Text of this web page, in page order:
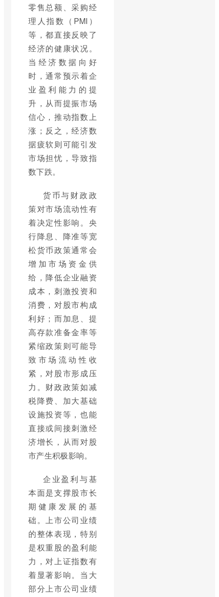
零售总额、采购经
理人指数（PMI）
等，都直接反映了
经济的健康状况。
当经济数据向好
时，通常预示着企
业盈利能力的提
升，从而提振市场
信心，推动指数上
涨；反之，经济数
据疲软则可能引发
市场担忧，导致指
数下跌。
货币与财政政
策对市场流动性有
着决定性影响。央
行降息、降准等宽
松货币政策通常会
增加市场资金供
给，降低企业融资
成本，刺激投资和
消费，对股市构成
利好；而加息、提
高存款准备金率等
紧缩政策则可能导
致市场流动性收
紧，对股市形成压
力。财政政策如减
税降费、加大基础
设施投资等，也能
直接或间接刺激经
济增长，从而对股
市产生积极影响。
企业盈利与基
本面是支撑股市长
期健康发展的基
础。上市公司业绩
的整体表现，特别
是权重股的盈利能
力，对上证指数有
着显著影响。当大
部分上市公司业绩